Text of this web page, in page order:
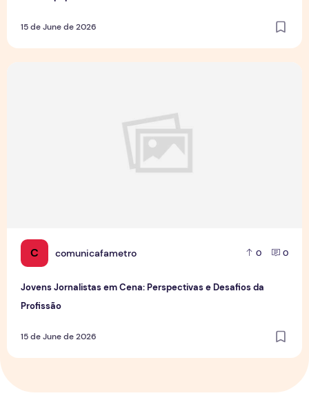
15 de June de 2026
C comunicafametro 0 0
Jovens Jornalistas em Cena: Perspectivas e Desafios da
Profissão
15 de June de 2026